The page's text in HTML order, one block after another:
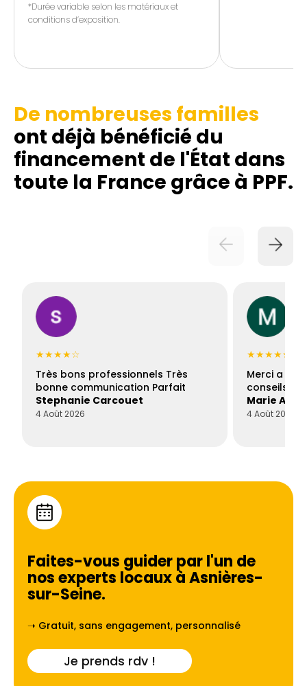
*Durée variable selon les matériaux et
conditions d’exposition.
De nombreuses familles
ont déjà bénéficié du
financement de l'État dans
toute la France grâce à PPF.
★★★★☆
Très bons professionnels Très
bonne communication Parfait
Stephanie Carcouet
4 Août 2026
★★★★★
Merci a
conseils
Marie
4 Août 2026
Faites-vous guider par l'un de
nos experts locaux àAsnières-
sur-Seine.
➝ Gratuit, sans engagement, personnalisé
Je prends rdv !